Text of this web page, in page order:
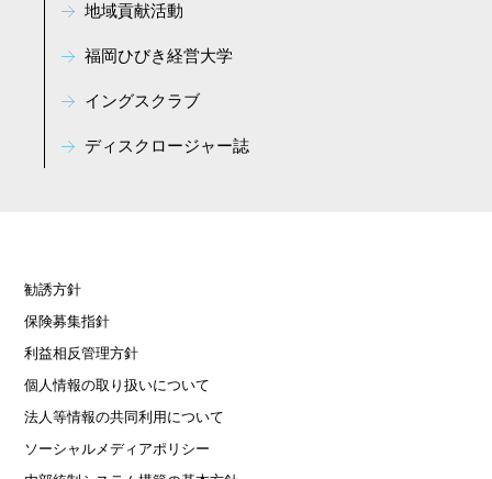
地域貢献活動
福岡ひびき経営大学
イングスクラブ
ディスクロージャー誌
勧誘方針
保険募集指針
利益相反管理方針
個人情報の取り扱いについて
法人等情報の共同利用について
ソーシャルメディアポリシー